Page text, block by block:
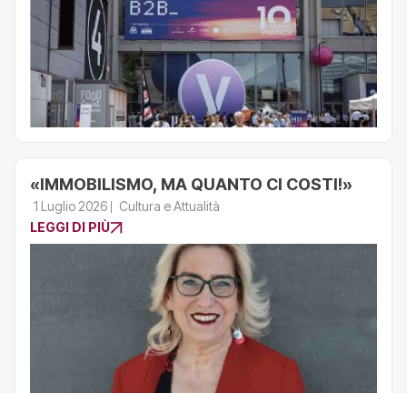
«IMMOBILISMO, MA QUANTO CI COSTI!»
1 Luglio 2026
Cultura e Attualità
LEGGI DI PIÙ